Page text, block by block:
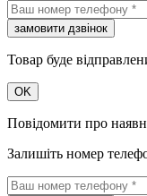
замовити дзвiнок
Товар буде
OK
Повідомити про
Залишіть номер